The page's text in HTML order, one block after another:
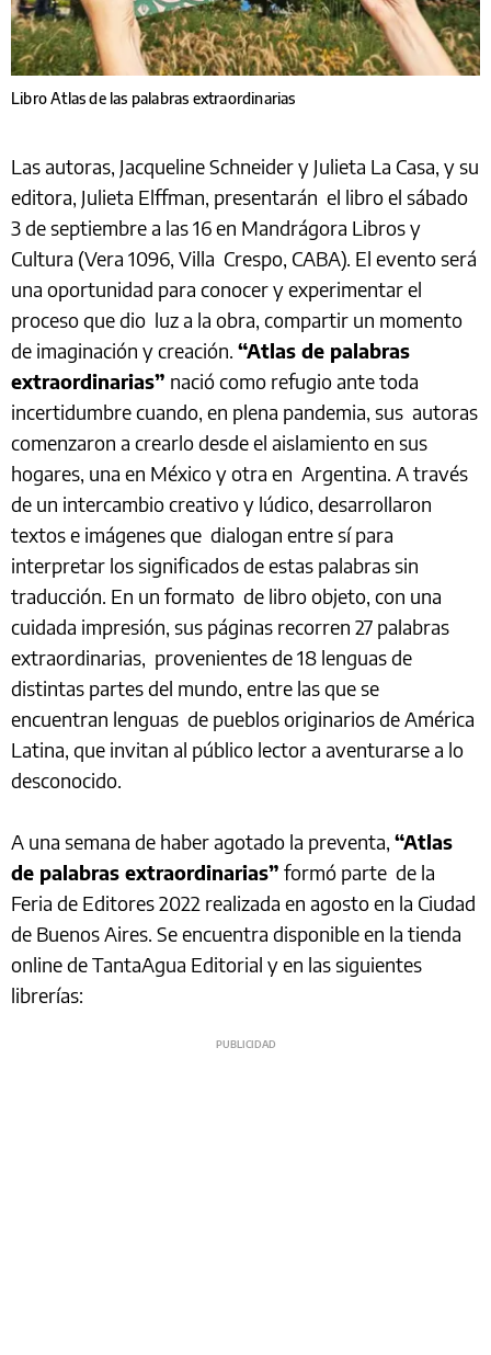
Libro Atlas de las palabras extraordinarias
Las autoras, Jacqueline Schneider y Julieta La Casa, y su
editora, Julieta Elffman, presentarán el libro el sábado
3 de septiembre a las 16 en Mandrágora Libros y
Cultura (Vera 1096, Villa Crespo, CABA). El evento será
una oportunidad para conocer y experimentar el
proceso que dio luz a la obra, compartir un momento
de imaginación y creación. “Atlas de palabras
extraordinarias” nació como refugio ante toda
incertidumbre cuando, en plena pandemia, sus autoras
comenzaron a crearlo desde el aislamiento en sus
hogares, una en México y otra en Argentina. A través
de un intercambio creativo y lúdico, desarrollaron
textos e imágenes que dialogan entre sí para
interpretar los significados de estas palabras sin
traducción. En un formato de libro objeto, con una
cuidada impresión, sus páginas recorren 27 palabras
extraordinarias, provenientes de 18 lenguas de
distintas partes del mundo, entre las que se
encuentran lenguas de pueblos originarios de América
Latina, que invitan al público lector a aventurarse a lo
desconocido.
A una semana de haber agotado la preventa, “Atlas
de palabras extraordinarias” formó parte de la
Feria de Editores 2022 realizada en agosto en la Ciudad
de Buenos Aires. Se encuentra disponible en la tienda
online de TantaAgua Editorial y en las siguientes
librerías: